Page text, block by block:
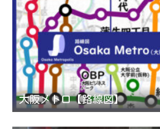
e
大阪メトロ【路線図】